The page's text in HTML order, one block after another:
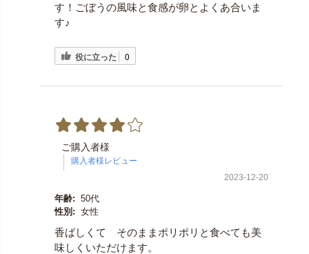
す！ごぼうの風味と食感が卵とよくあ合いま
す♪
役に立った 0
ご購入者様
2023-12-20
年齢: 50代
性別: 女性
香ばしくて そのままポリポリと食べても美
味しくいただけます。